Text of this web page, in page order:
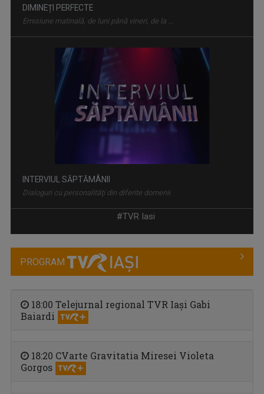
DIMINEȚI PERFECTE
Emisiune matinală, de luni până vineri, de la ...
INTERVIUL SĂPTĂMÂNII
Dialoguri cu personalităţi din diferite domenii
REGIUNEA ÎN OBIECTIV
Obiectivul nostru e ziua ta mai bună!
#TVR Iasi
PROGRAM
18:00 Telejurnal regional TVR Iași Gabi
Baiardi
18:20 CVarte Gravitatia Miresei Violeta
Gorgos